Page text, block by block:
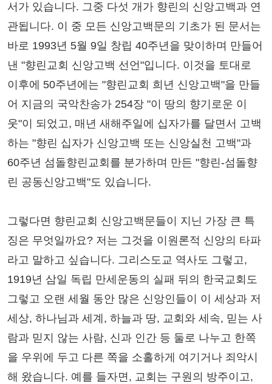
서가 있습니다. 그중 다섯 개가 향린의 신앙고백과 연
관됩니다. 이 중 모든 신앙고백문의 기초가 된 문서는
바로 1993년 5월 9일 창립 40주년을 맞이하며 만들어
낸 "향린교회 신앙고백 선언"입니다. 이것을 토대로
이후에 50주년에는 "향린교회 희년 신앙고백"을 만들
어 지금의 국악찬송가 254장 "이 땅의 향기로운 이
웃"이 되었고, 매년 새해주일에 십자가를 달면서 고백
하는 "향린 십자가 신앙고백 또는 신앙실천 고백"과
60주년 섬돌향린교회를 분가하며 만든 "향린-섬돌향
린 공동신앙고백"도 있습니다.
그렇다면 향린교회 신앙고백문들이 지닌 가장 큰 특
징은 무엇일까요? 저는 그것을 이원론적 신앙의 타파
라고 말하고 싶습니다. 그리스도교 역사도 그렇고,
1919년 삼일 독립 만세운동의 실패 뒤의 한국교회도
그렇고 오랜 세월 동안 많은 신앙인들이 이 세상과 저
세상, 하나님과 세계, 하늘과 땅, 교회와 세속, 믿는 사
람과 믿지 않는 사람, 신과 인간 등 둘로 나누고 한쪽
을 우위에 두고 다른 쪽을 소홀하게 여기거나 죄악시
해 왔습니다. 예를 들자면, 교회는 구원의 방주이고,